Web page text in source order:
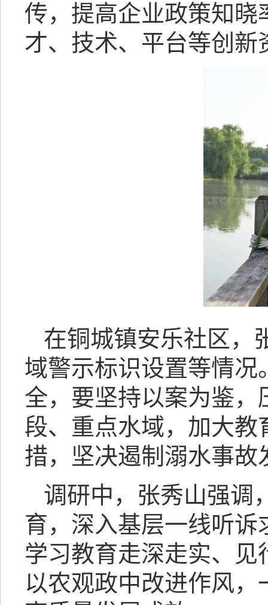
传，提高企业政策知
才、技术、平台等创
在铜城镇安乐社区，
域警示标识设置等情
全，要坚持以案为鉴
段、重点水域，加大
措，坚决遏制溺水事故
调研中，张秀山强调
育，深入基层一线听
学习教育走深走实、
以农观政中改进作风